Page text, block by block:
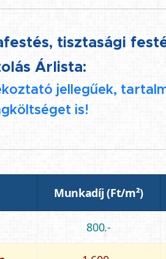
tisztasági
Árlista:
jellegűek,
is!
Munkadíj (Ft/m²)
800.-